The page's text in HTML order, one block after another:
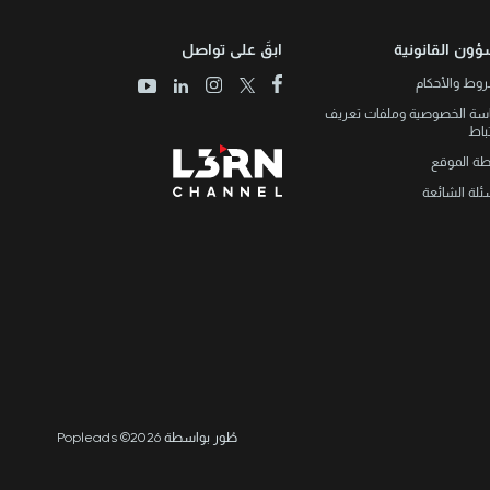
القانونية
والأحكام
الخصوصية وملفات تعريف
الموقع
الشائعة
ابقَ على تواصل
طُور بواسطة Popleads ©2026